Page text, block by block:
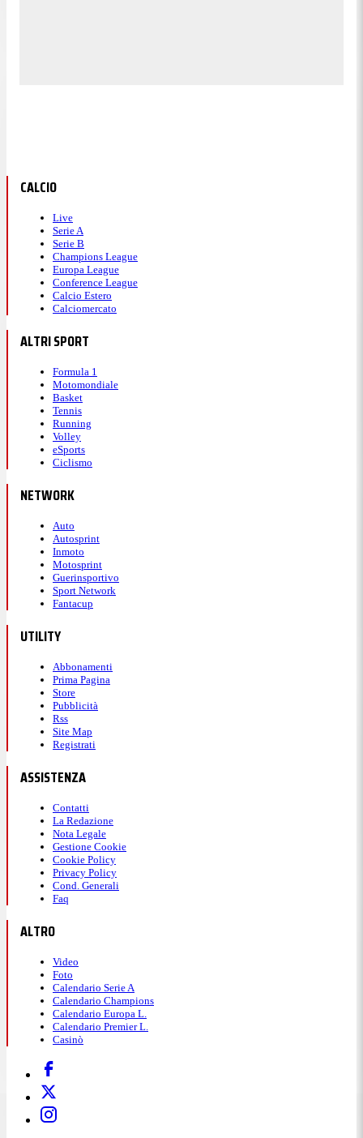
CALCIO
Live
Serie A
Serie B
Champions League
Europa League
Conference League
Calcio Estero
Calciomercato
ALTRI SPORT
Formula 1
Motomondiale
Basket
Tennis
Running
Volley
eSports
Ciclismo
NETWORK
Auto
Autosprint
Inmoto
Motosprint
Guerinsportivo
Sport Network
Fantacup
UTILITY
Abbonamenti
Prima Pagina
Store
Pubblicità
Rss
Site Map
Registrati
ASSISTENZA
Contatti
La Redazione
Nota Legale
Gestione Cookie
Cookie Policy
Privacy Policy
Cond. Generali
Faq
ALTRO
Video
Foto
Calendario Serie A
Calendario Champions
Calendario Europa L.
Calendario Premier L.
Casinò